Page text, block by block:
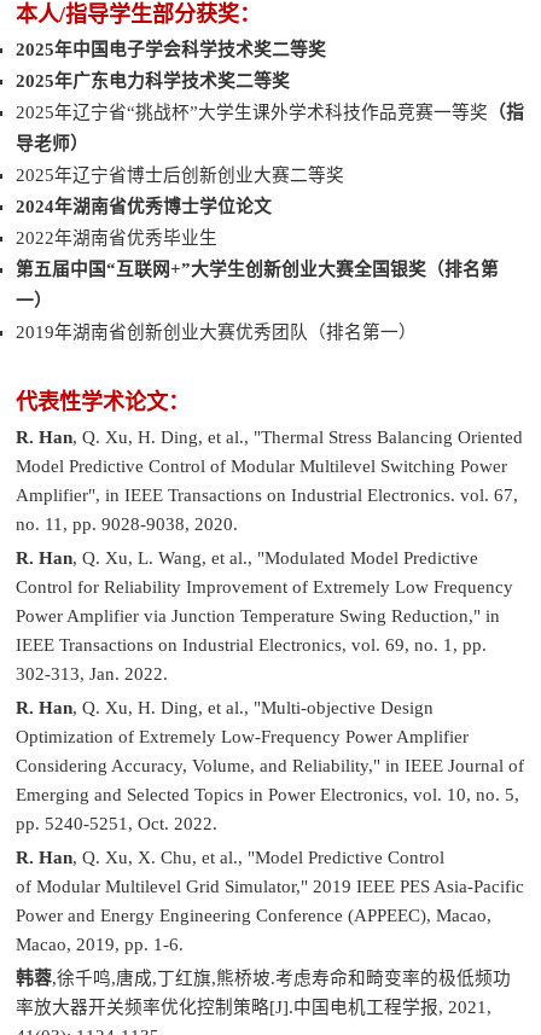
本人/指导学生部分获奖：
2025年中国电子学会科学技术奖二等奖
2025年广东电力科学技术奖二等奖
2025年辽宁省“挑战杯”大学生课外学术科技作品竞赛一等奖 （指
导老师）
2025年辽宁省博士后创新创业大赛二等奖
2024年湖南省优秀博士学位论文
2022年湖南省优秀毕业生
第五届中国“互联网+”大学生创新创业大赛全国银奖（排名第
一）
2019年湖南省创新创业大赛优秀团队（排名第一）
代表性学术论文：
R. Han, Q. Xu, H. Ding, et al., "Thermal Stress Balancing Oriented
Model Predictive Control of Modular Multilevel Switching Power
Amplifier", in IEEE Transactions on Industrial Electronics. vol. 67,
no. 11, pp. 9028-9038, 2020.
R. Han, Q. Xu, L. Wang, et al., "Modulated Model Predictive
Control for Reliability Improvement of Extremely Low Frequency
Power Amplifier via Junction Temperature Swing Reduction," in
IEEE Transactions on Industrial Electronics, vol. 69, no. 1, pp.
302-313, Jan. 2022.
R. Han, Q. Xu, H. Ding, et al., "Multi-objective Design
Optimization of Extremely Low-Frequency Power Amplifier
Considering Accuracy, Volume, and Reliability," in IEEE Journal of
Emerging and Selected Topics in Power Electronics, vol. 10, no. 5,
pp. 5240-5251, Oct. 2022.
R. Han, Q. Xu, X. Chu, et al., "Model Predictive Control
of Modular Multilevel Grid Simulator," 2019 IEEE PES Asia-Pacific
Power and Energy Engineering Conference (APPEEC), Macao,
Macao, 2019, pp. 1-6.
韩蓉,徐千鸣,唐成,丁红旗,熊桥坡.考虑寿命和畸变率的极低频功
率放大器开关频率优化控制策略[J].中国电机工程学报, 2021,